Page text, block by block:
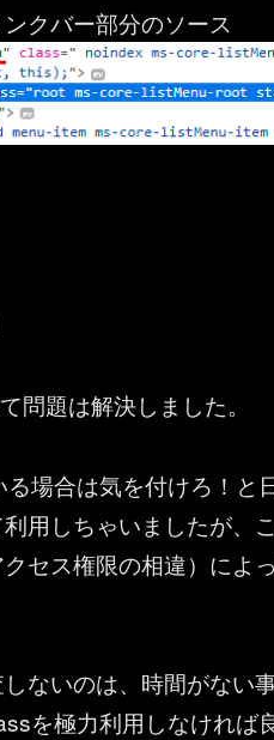
クバー部分のソース
問題は解決しました。
場合は気を付けろ！と
用しちゃいましたが、
セス権限の相違）によ
ないのは、時間がない
を極力利用しなければ